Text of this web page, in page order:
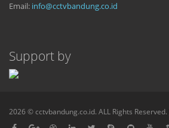
Email: info@cctvbandung.co.id
Support by
2026 © cctvbandung.co.id. ALL Rights Reserved.